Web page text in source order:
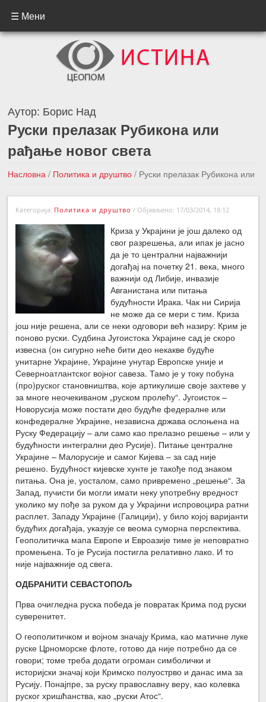
☰ Мени
Аутор: Борис Над
Руски прелазак Рубикона или
рађање новог света
Насловна / Политика и друштво / Руски прелазак Рубикона или
рађање новог света
←Претходна вест
Следећа вест →
Категорија: Политика и друштво / Објављено: 17/03/2014, 18:12
Криза у Украјини је још далеко од
свог разрешења, али ипак је јасно
да је то централни најважнији
догађај на почетку 21. века, много
важнији од Либије, инвазије
Авганистана или питања
будућности Ирака. Чак ни Сирија
не може да се мери с тим. Криза
још није решена, али се неки одговори већ назиру: Крим је
поново руски. Судбина Југоистока Украјине сад је скоро
извесна (он сигурно неће бити део некакве будуће
унитарне Украјине, Украјине унутар Европске уније и
Северноатлантског војног савеза. Тамо је у току побуна
(про)руског становништва, које артикулише своје захтеве у
за многе неочекиваном „руском пролећу“. Југоисток –
Новорусија може постати део будуће федералне или
конфедералне Украјине, независна држава ослоњена на
Руску Федерацију – али само као прелазно решење – или у
будућности интегрални део Русије). Питање централне
Украјине – Малорусије и самог Кијева – за сад није
решено. Будућност кијевске хунте је такође под знаком
питања. Она је, уосталом, само привремено „решење“. За
Запад, пучисти би могли имати неку употребну вредност
уколико му пође за руком да у Украјини испровоцира ратни
расплет. Западу Украјине (Галицији), у било којој варијанти
будућих догађаја, указује се веома суморна перспектива.
Геополитичка мапа Европе и Евроазије тиме је неповратно
промењена. То је Русија постигла релативно лако. И то
није најважније од свега.
ОДБРАНИТИ СЕВАСТОПОЉ
Прва очигледна руска победа је повратак Крима под руски
суверенитет.
О геополитичком и војном значају Крима, као матичне луке
руске Црноморске флоте, готово да није потребно да се
говори; томе треба додати огроман симболички и
историјски значај који Кримско полуострво и данас има за
Русију. Понајпре, за руску православну веру, као колевка
руског хришћанства, као „руски Атос“.